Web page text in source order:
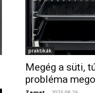
praktikák
Megég a süti,
probléma